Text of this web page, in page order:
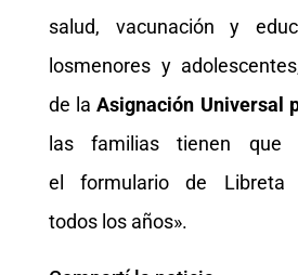
salud, vacunación y
losmenores y
de laAsignación Universal
las familias tienen que
el formulario de Libreta
todos los años».